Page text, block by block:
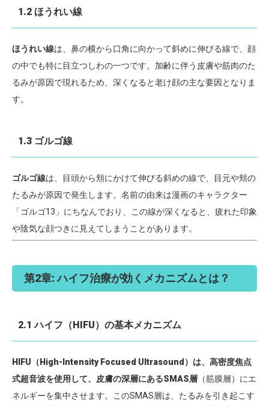
1.2 ほうれい線
ほうれい線は、鼻の横から口角に向かって斜めに伸びる線で、顔
の中でも特に目立つしわの一つです。加齢に伴う皮膚や筋肉のた
るみが原因で現れるため、深くなると老け顔の主な要因となりま
す。
1.3 ゴルゴ線
ゴルゴ線は、目頭から頬にかけて伸びる斜めの線で、目元や頬の
たるみが原因で発生します。名前の由来は漫画のキャラクター
「ゴルゴ13」にちなんでおり、この線が深くなると、疲れた印象
や陰気な顔つきに見えてしまうことがあります。
第2章: ハイフ治療が効くメカニズムとは？
2.1 ハイフ（HIFU）の基本メカニズム
HIFU（High-Intensity Focused Ultrasound）は、高密度焦点
式超音波を使用して、皮膚の深層にあるSMAS層 （筋膜層）にエ
ネルギーを集中させます。このSMAS層は、たるみを引き起こす